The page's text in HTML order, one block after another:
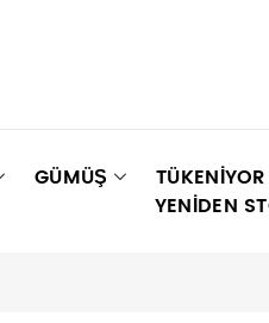
GÜMÜŞ TÜKENIYOR
YENIDEN